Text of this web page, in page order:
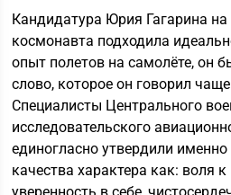
Кандидатура Юрия Гагарина на
космонавта подходила
опыт полетов на самолёте, он
слово, которое он говорил
Специалисты Центрального
исследовательского
единогласно утвердили именно
качества характера как: воля